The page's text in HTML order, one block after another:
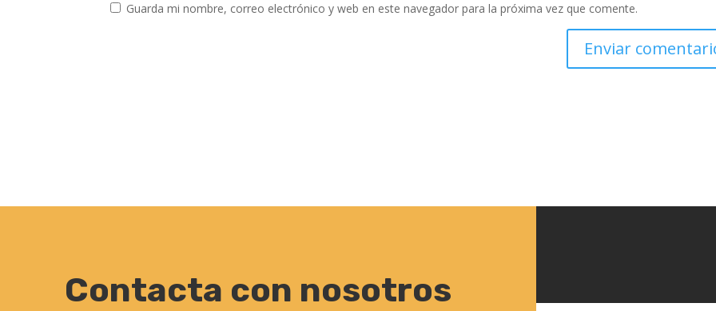
Guarda mi nombre, correo electrónico y web en este navegador para la próxima vez que comente.
Contacta con nosotros